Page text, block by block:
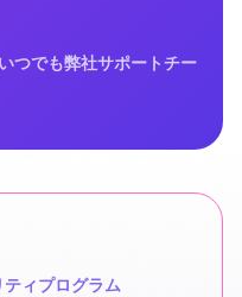
つでも弊社サポートチー
ィプログラム